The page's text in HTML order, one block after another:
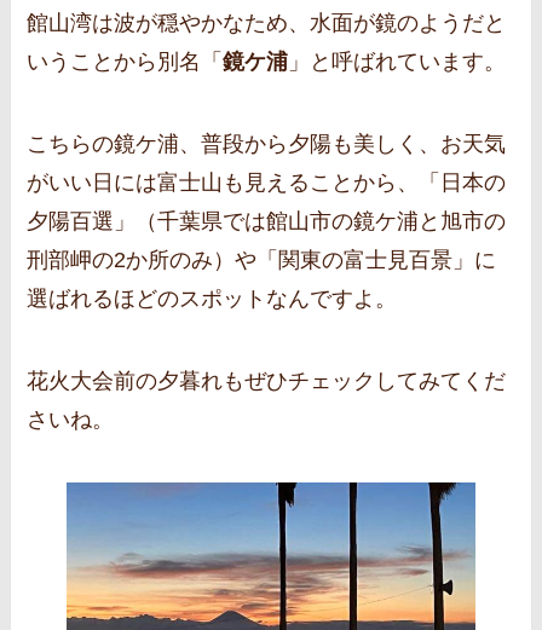
館山湾は波が穏やかなため、水面が鏡のようだと
いうことから別名「鏡ケ浦 」と呼ばれています。
こちらの鏡ケ浦、普段から夕陽も美しく、お天気
がいい日には富士山も見えることから、「日本の
夕陽百選」（千葉県では館山市の鏡ケ浦と旭市の
刑部岬の2か所のみ）や「関東の富士見百景」に
選ばれるほどのスポットなんですよ。
花火大会前の夕暮れもぜひチェックしてみてくだ
さいね。